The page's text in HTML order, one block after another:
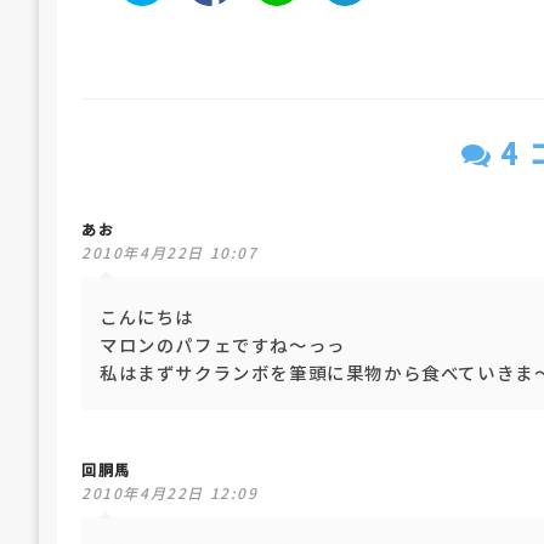
4
あお
2010年4月22日 10:07
こんにちは
マロンのパフェですね～っっ
私はまずサクランボを筆頭に果物から食べていきま
回胴馬
2010年4月22日 12:09